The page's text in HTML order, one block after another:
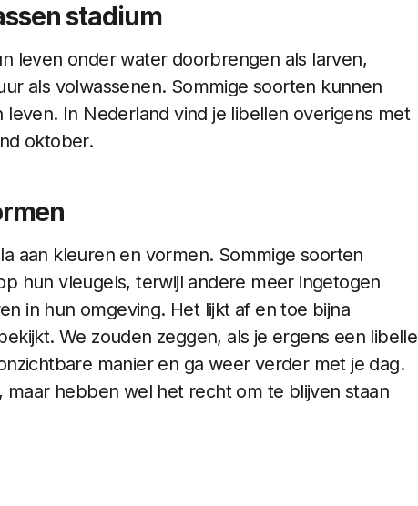
stadium
leven onder water doorbrengen als larven,
als volwassenen. Sommige soorten kunnen
In Nederland vind je libellen overigens met
oktober.
aan kleuren en vormen. Sommige soorten
hun vleugels, terwijl andere meer ingetogen
in hun omgeving. Het lijkt af en toe bijna
We zouden zeggen, als je ergens een libelle
manier en ga weer verder met je dag.
maar hebben wel het recht om te blijven staan